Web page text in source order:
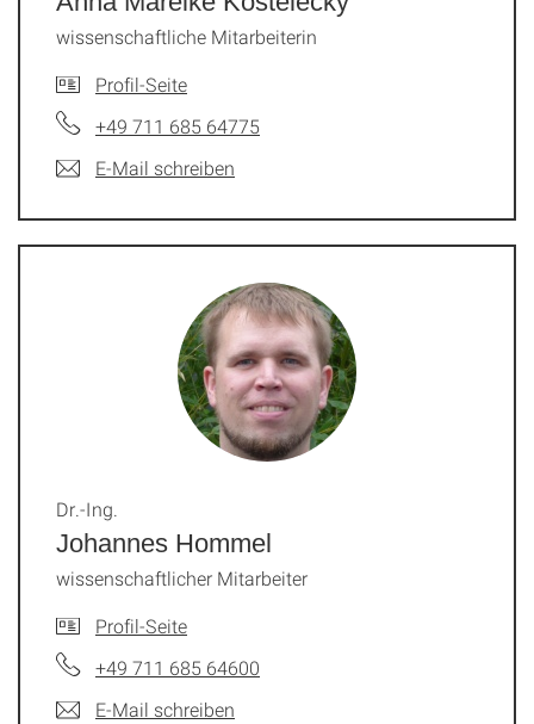
wissenschaftliche Mitarbeiterin
Profil-Seite
+49 711 685 64775
E-Mail schreiben
Johannes Hommel
Dr.-Ing.
wissenschaftlicher Mitarbeiter
Profil-Seite
+49 711 685 64600
E-Mail schreiben